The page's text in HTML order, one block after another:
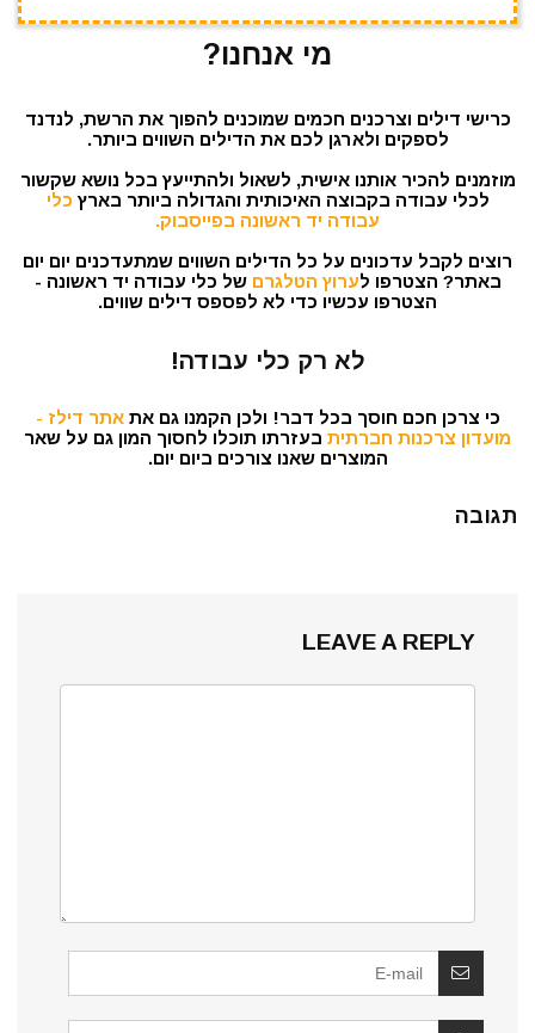
מי אנחנו?
כרישי דילים וצרכנים חכמים שמוכנים להפוך את הרשת, לנדנד
לספקים ולארגן לכם את הדילים השווים ביותר.
מוזמנים להכיר אותנו אישית, לשאול ולהתייעץ בכל נושא שקשור
לכלי עבודה בקבוצה האיכותית והגדולה ביותר בארץ כלי
עבודה יד ראשונה בפייסבוק.
רוצים לקבל עדכונים על כל הדילים השווים שמתעדכנים יום יום
באתר? הצטרפו לערוץ הטלגרם של כלי עבודה יד ראשונה -
הצטרפו עכשיו כדי לא לפספס דילים שווים.
לא רק כלי עבודה!
כי צרכן חכם חוסך בכל דבר! ולכן הקמנו גם אתאתר דילז -
מועדון צרכנות חברתית בעזרתו תוכלו לחסוך המון גם על שאר
המוצרים שאנו צורכים ביום יום.
תגובה
LEAVE A REPLY